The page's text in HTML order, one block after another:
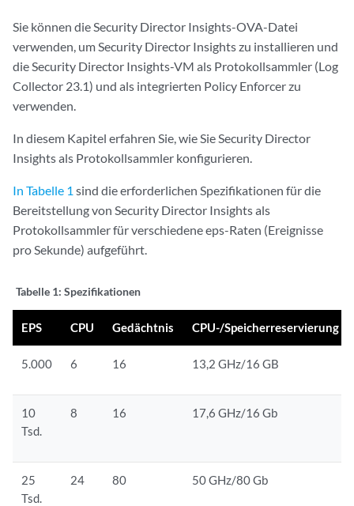
Sie können die Security Director Insights-OVA-Datei
verwenden, um Security Director Insights zu installieren und
die Security Director Insights-VM als Protokollsammler (Log
Collector 23.1) und als integrierten Policy Enforcer zu
verwenden.
In diesem Kapitel erfahren Sie, wie Sie Security Director
Insights als Protokollsammler konfigurieren.
In Tabelle 1 sind die erforderlichen Spezifikationen für die
Bereitstellung von Security Director Insights als
Protokollsammler für verschiedene eps-Raten (Ereignisse
pro Sekunde) aufgeführt.
Tabelle 1: Spezifikationen
EPS CPU Gedächtnis CPU-/Speicherreservierung
5.000 6 16 13,2 GHz/16 GB
10
Tsd.
8 16 17,6 GHz/16 Gb
25
Tsd.
24 80 50 GHz/80 Gb